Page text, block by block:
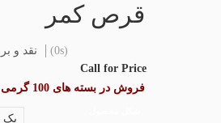
قرص کمر
(0s)
نقد و
Call for Price
فروش در بسته های 100 گرمی